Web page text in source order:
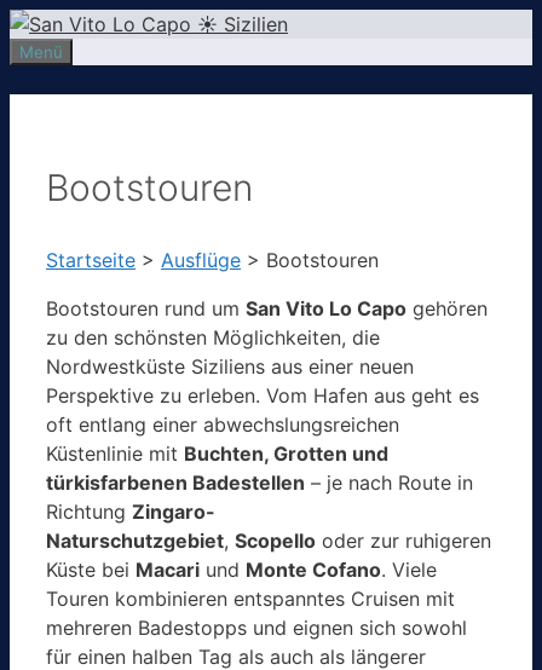
Zum
Inhalt
Menü
Bootstouren
Startseite > Ausflüge > Bootstouren
Bootstouren rund um San Vito Lo Capo gehören
zu den schönsten Möglichkeiten, die
Nordwestküste Siziliens aus einer neuen
Perspektive zu erleben. Vom Hafen aus geht es
oft entlang einer abwechslungsreichen
Küstenlinie mit Buchten, Grotten und
türkisfarbenen Badestellen – je nach Route in
Richtung Zingaro-
Naturschutzgebiet, Scopello oder zur ruhigeren
Küste bei Macari und Monte Cofano. Viele
Touren kombinieren entspanntes Cruisen mit
mehreren Badestopps und eignen sich sowohl
für einen halben Tag als auch als längerer